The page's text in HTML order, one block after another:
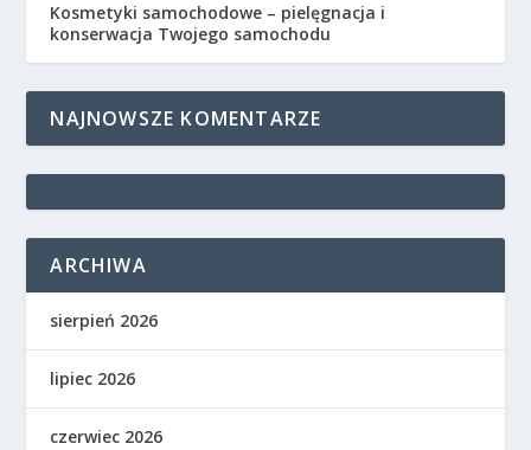
Kosmetyki samochodowe – pielęgnacja i
konserwacja Twojego samochodu
NAJNOWSZE KOMENTARZE
ARCHIWA
sierpień 2026
lipiec 2026
czerwiec 2026